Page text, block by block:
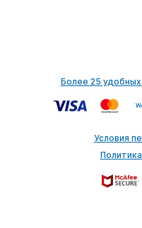
Более 25 удобных
Условия